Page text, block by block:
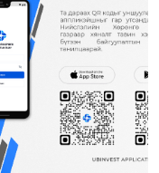
дүүрэг, 2 дугаар
Баянзүрх дүүрэг, 26
засварлах ажлын